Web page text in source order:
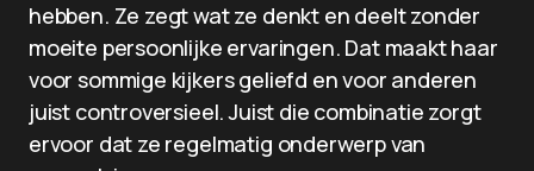
hebben. Ze zegt wat ze denkt en deelt zonder
moeite persoonlijke ervaringen. Dat maakt haar
voor sommige kijkers geliefd en voor anderen
juist controversieel. Juist die combinatie zorgt
ervoor dat ze regelmatig onderwerp van